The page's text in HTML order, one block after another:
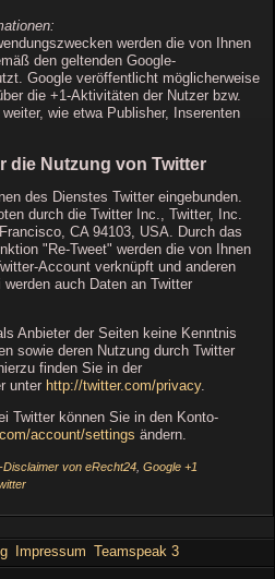
werden die von Ihnen
den geltenden Google-
Google veröffentlicht möglicherweise
die +1-Aktivitäten der Nutzer bzw.
wie etwa Publisher, Inserenten
die Nutzung von Twitter
des Dienstes Twitter eingebunden.
durch die Twitter Inc., Twitter, Inc.
CA 94103, USA. Durch das
"Re-Tweet" werden die von Ihnen
Account verknüpft und anderen
auch Daten an Twitter
Anbieter der Seiten keine Kenntnis
sowie deren Nutzung durch Twitter
finden Sie in der
unter http://twitter.com/privacy.
Twitter können Sie in den Konto-
account/settings ändern.
von eRecht24 Google +1
Impressum Teamspeak 3